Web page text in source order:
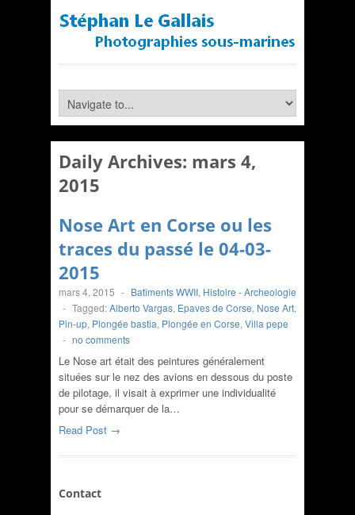
Daily Archives: mars 4,
2015
Nose Art en Corse ou les
traces du passé le 04-03-
2015
mars 4, 2015 - Batîments WWII, Histoire - Archeologie
- Tagged:Alberto Vargas, Epaves de Corse, Nose Art,
Pin-up, Plongée bastia, Plongée en Corse, Villa pepe
- no comments
Le Nose art était des peintures généralement
situées sur le nez des avions en dessous du poste
de pilotage, il visait à exprimer une individualité
pour se démarquer de la…
Read Post →
Contact